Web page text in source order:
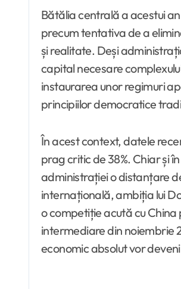
Bătălia centrală a acestui
precum tentativa de a
și realitate. Deși
capital necesare
instaurarea unor regimuri
principiilor democratice
În acest context, datele
prag critic de 38%. Chiar și
administrației o distanțare
internațională, ambiția lui
o competiție acută cu
intermediare din noiembrie
economic absolut vor